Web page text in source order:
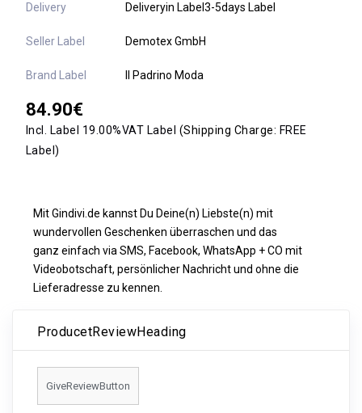
Delivery Deliveryin Label3-5days Label
Seller Label Demotex GmbH
Brand Label Il Padrino Moda
84.90€
Incl. Label 19.00%VAT Label (Shipping Charge: FREE
Label)
Mit Gindivi.de kannst Du Deine(n) Liebste(n) mit
wundervollen Geschenken überraschen und das
ganz einfach via SMS, Facebook, WhatsApp + CO mit
Videobotschaft, persönlicher Nachricht und ohne die
Lieferadresse zu kennen.
ProducetReviewHeading
GiveReviewButton